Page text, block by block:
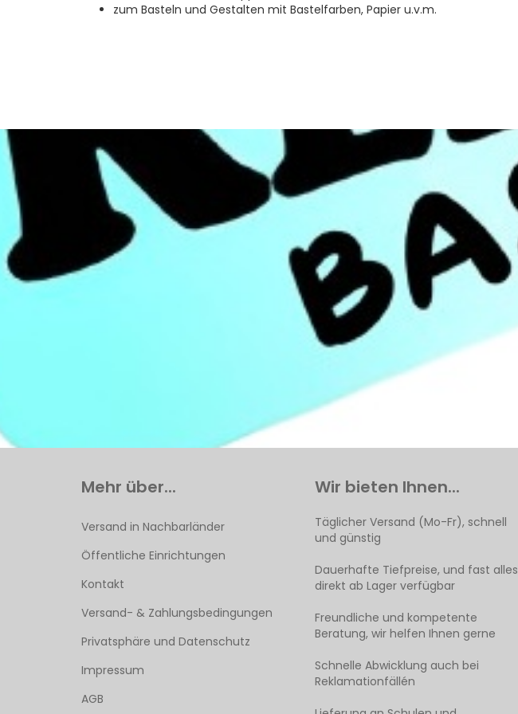
zum Basteln und Gestalten mit Bastelfarben, Papier u.v.m.
Mehr über...
Versand in Nachbarländer
Öffentliche Einrichtungen
Kontakt
Versand- & Zahlungsbedingungen
Privatsphäre und Datenschutz
Impressum
AGB
Wir bieten Ihnen...
Täglicher Versand (Mo-Fr), schnell
und günstig
Dauerhafte Tiefpreise, und fast alles
direkt ab Lager verfügbar
Freundliche und kompetente
Beratung, wir helfen Ihnen gerne
Schnelle Abwicklung auch bei
Reklamationfällén